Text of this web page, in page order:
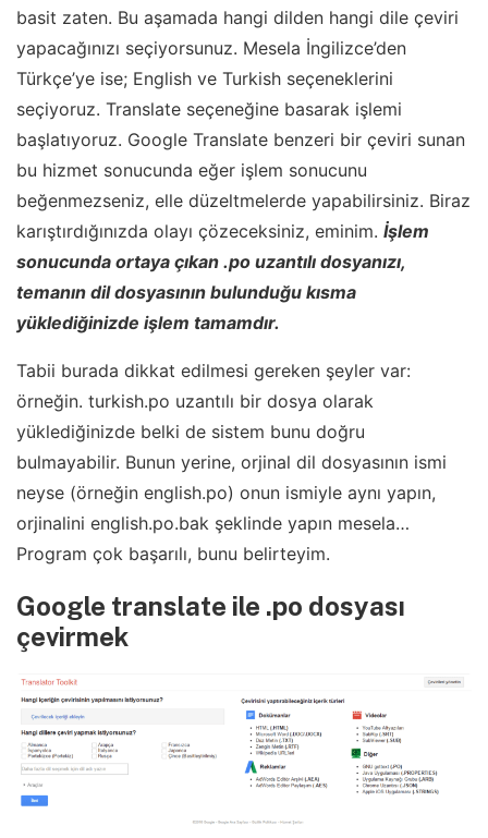
basit zaten. Bu aşamada hangi dilden hangi dile çeviri
yapacağınızı seçiyorsunuz. Mesela İngilizce’den
Türkçe’ye ise; English ve Turkish seçeneklerini
seçiyoruz. Translate seçeneğine basarak işlemi
başlatıyoruz. Google Translate benzeri bir çeviri sunan
bu hizmet sonucunda eğer işlem sonucunu
beğenmezseniz, elle düzeltmelerde yapabilirsiniz. Biraz
karıştırdığınızda olayı çözeceksiniz, eminim. İşlem
sonucunda ortaya çıkan .po uzantılı dosyanızı,
temanın dil dosyasının bulunduğu kısma
yüklediğinizde işlem tamamdır.
Tabii burada dikkat edilmesi gereken şeyler var:
örneğin. turkish.po uzantılı bir dosya olarak
yüklediğinizde belki de sistem bunu doğru
bulmayabilir. Bunun yerine, orjinal dil dosyasının ismi
neyse (örneğin english.po) onun ismiyle aynı yapın,
orjinalini english.po.bak şeklinde yapın mesela…
Program çok başarılı, bunu belirteyim.
Google translate ile .po dosyası
çevirmek